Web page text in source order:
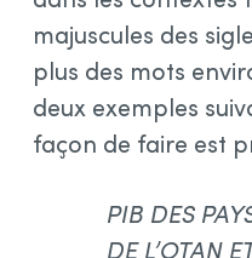
majuscules des
plus des mots
deux exemples
façon de faire est
PIB DES
DE L’OTAN